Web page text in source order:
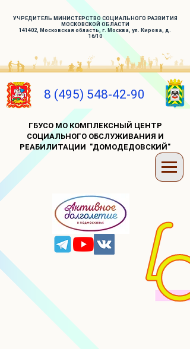
УЧРЕДИТЕЛЬ МИНИСТЕРСТВО СОЦИАЛЬНОГО РАЗВИТИЯ
МОСКОВСКОЙ ОБЛАСТИ
141402, Московская область, г. Москва, ул. Кирова, д.
16/10
8 (495) 548-42-90
ГБУСО МО КОМПЛЕКСНЫЙ ЦЕНТР
СОЦИАЛЬНОГО ОБСЛУЖИВАНИЯ И
РЕАБИЛИТАЦИИ "ДОМОДЕДОВСКИЙ"